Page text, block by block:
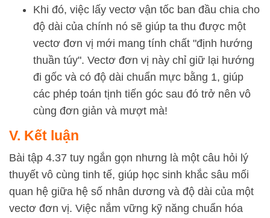
Khi đó, việc lấy vectơ vận tốc ban đầu chia cho
độ dài của chính nó sẽ giúp ta thu được một
vectơ đơn vị mới mang tính chất "định hướng
thuần túy". Vectơ đơn vị này chỉ giữ lại hướng
đi gốc và có độ dài chuẩn mực bằng 1, giúp
các phép toán tịnh tiến góc sau đó trở nên vô
cùng đơn giản và mượt mà!
V. Kết luận
Bài tập 4.37 tuy ngắn gọn nhưng là một câu hỏi lý
thuyết vô cùng tinh tế, giúp học sinh khắc sâu mối
quan hệ giữa hệ số nhân dương và độ dài của một
vectơ đơn vị. Việc nắm vững kỹ năng chuẩn hóa